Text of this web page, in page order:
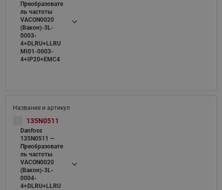
Преобразовате
ль частоты
VACON0020
(Вакон)-3L-
0003-
4+DLRU+LLRU
MI01-0003-
4+IP20+EMC4
135N0511
Danfoss
135N0511 —
Преобразовате
ль частоты
VACON0020
(Вакон)-3L-
0004-
4+DLRU+LLRU